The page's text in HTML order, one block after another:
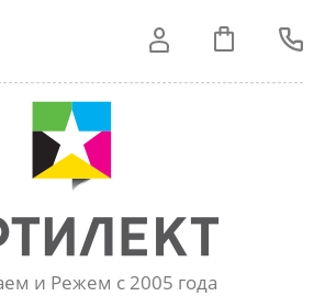
и Режем с 2005 года